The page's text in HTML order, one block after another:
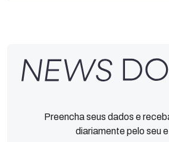
Preencha seus dados e
diariamente pelo seu